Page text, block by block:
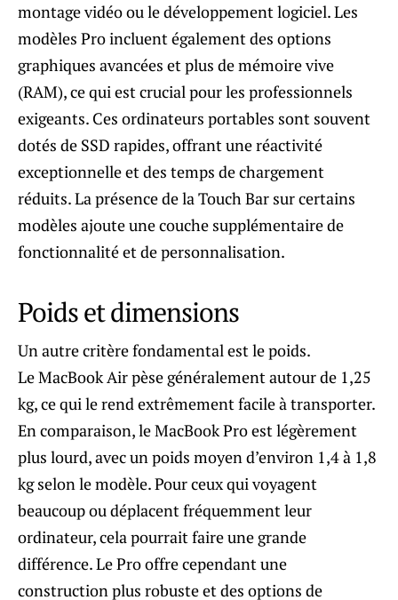
montage vidéo ou le développement logiciel. Les
modèles Pro incluent également des options
graphiques avancées et plus de mémoire vive
(RAM), ce qui est crucial pour les professionnels
exigeants. Ces ordinateurs portables sont souvent
dotés de SSD rapides, offrant une réactivité
exceptionnelle et des temps de chargement
réduits. La présence de la Touch Bar sur certains
modèles ajoute une couche supplémentaire de
fonctionnalité et de personnalisation.
Poids et dimensions
Un autre critère fondamental est le poids.
Le MacBook Air pèse généralement autour de 1,25
kg, ce qui le rend extrêmement facile à transporter.
En comparaison, le MacBook Pro est légèrement
plus lourd, avec un poids moyen d’environ 1,4 à 1,8
kg selon le modèle. Pour ceux qui voyagent
beaucoup ou déplacent fréquemment leur
ordinateur, cela pourrait faire une grande
différence. Le Pro offre cependant une
construction plus robuste et des options de